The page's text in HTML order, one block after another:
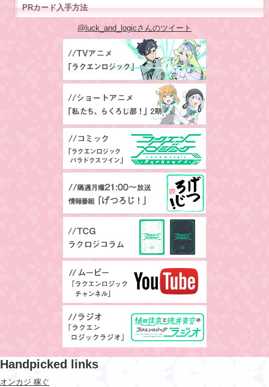
PRカード入手方法
@luck_and_logicさんのツイート
Handpicked links
オンカジ 稼ぐ